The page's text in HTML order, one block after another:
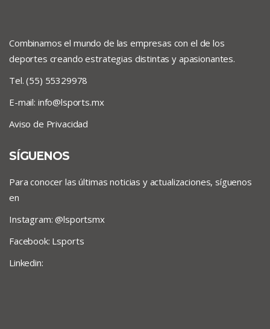
Combinamos el mundo de las empresas con el de los
deportes creando estrategias distintas y apasionantes.
Tel. (55) 55329978
E-mail: info@lsports.mx
Aviso de Privacidad
SÍGUENOS
Para conocer las últimas noticias y actualizaciones, síguenos
en
Instagram: @lsportsmx
Facebook: Lsports
Linkedin: